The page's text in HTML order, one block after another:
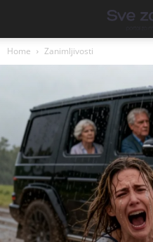
Home Zanimljivosti